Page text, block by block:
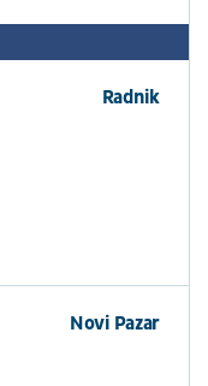
Radnik
Novi Pazar